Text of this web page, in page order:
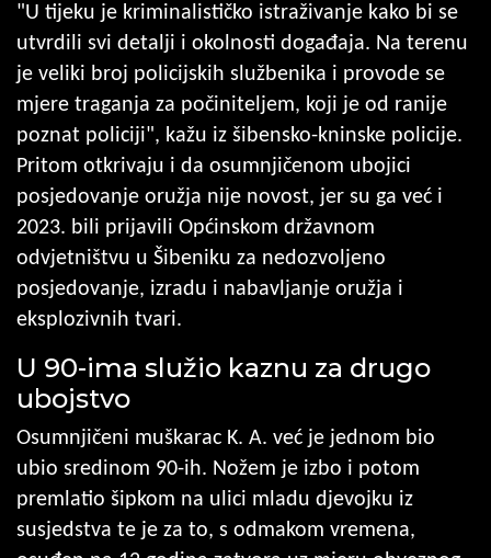
"U tijeku je kriminalističko istraživanje kako bi se
utvrdili svi detalji i okolnosti događaja. Na terenu
je veliki broj policijskih službenika i provode se
mjere traganja za počiniteljem, koji je od ranije
poznat policiji", kažu iz šibensko-kninske policije.
Pritom otkrivaju i da osumnjičenom ubojici
posjedovanje oružja nije novost, jer su ga već i
2023. bili prijavili Općinskom državnom
odvjetništvu u Šibeniku za nedozvoljeno
posjedovanje, izradu i nabavljanje oružja i
eksplozivnih tvari.
U 90-ima služio kaznu za drugo
ubojstvo
Osumnjičeni muškarac K. A. već je jednom bio
ubio sredinom 90-ih. Nožem je izbo i potom
premlatio šipkom na ulici mladu djevojku iz
susjedstva te je za to, s odmakom vremena,